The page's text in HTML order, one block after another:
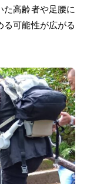
た高齢者や足腰に
る可能性が広がる